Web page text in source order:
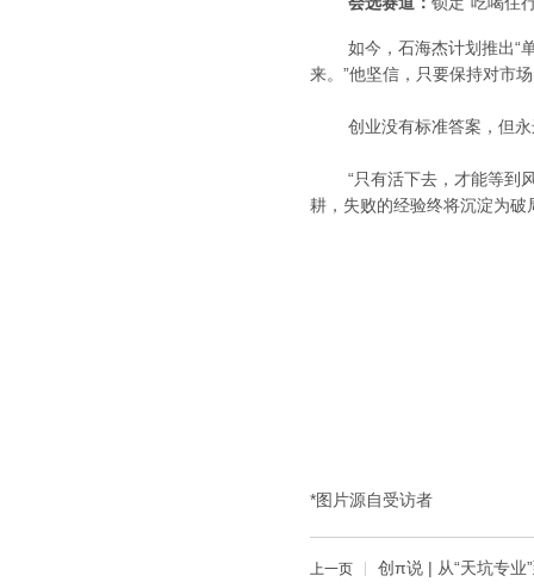
如今，石海杰计划推出“单
来。”他坚信，只要保持对市
创业没有标准答案，但永
“只有活下去，才能等到风
耕，失败的经验终将沉淀为破
*图片源自受访者
上一页 创π说 | 从“天坑专业